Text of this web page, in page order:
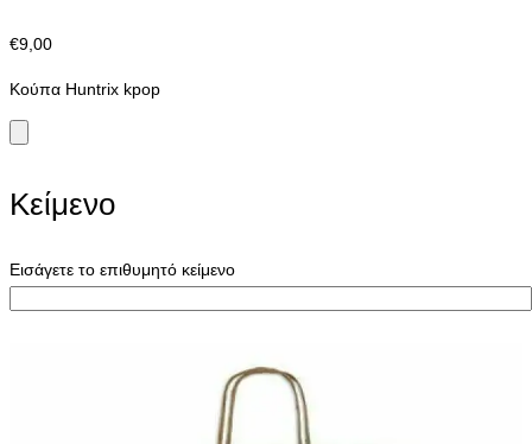
€9,00
Κούπα Huntrix kpop
Κείμενο
Εισάγετε το επιθυμητό κείμενο